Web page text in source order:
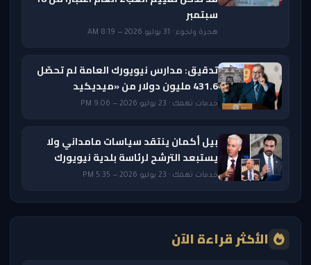
سبتمبر
هجرة ولجوء · 31 يوليو 2026 — 8:19 AM
تدقيق: مدارس نيويورك العامة لم تحصّل
431.6 مليون دولار من «ميديكيد
خدمات تهمك · 23 يوليو 2026 — 9:06 PM
بيل أكمان ينتقد سياسات مامداني ولا
يستبعد الترشح لرئاسة بلدية نيويورك
خدمات تهمك · 23 يوليو 2026 — 5:35 PM
الأكثر قراءة الآن